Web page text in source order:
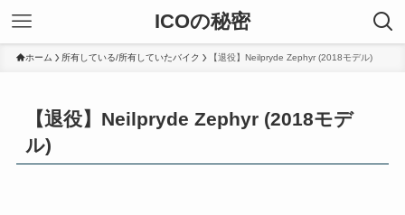
ICOの秘密
ホーム 所有している/所有していたバイク 【退役】Neilpryde Zephyr (2018モデル)
【退役】Neilpryde Zephyr (2018モデ
ル)